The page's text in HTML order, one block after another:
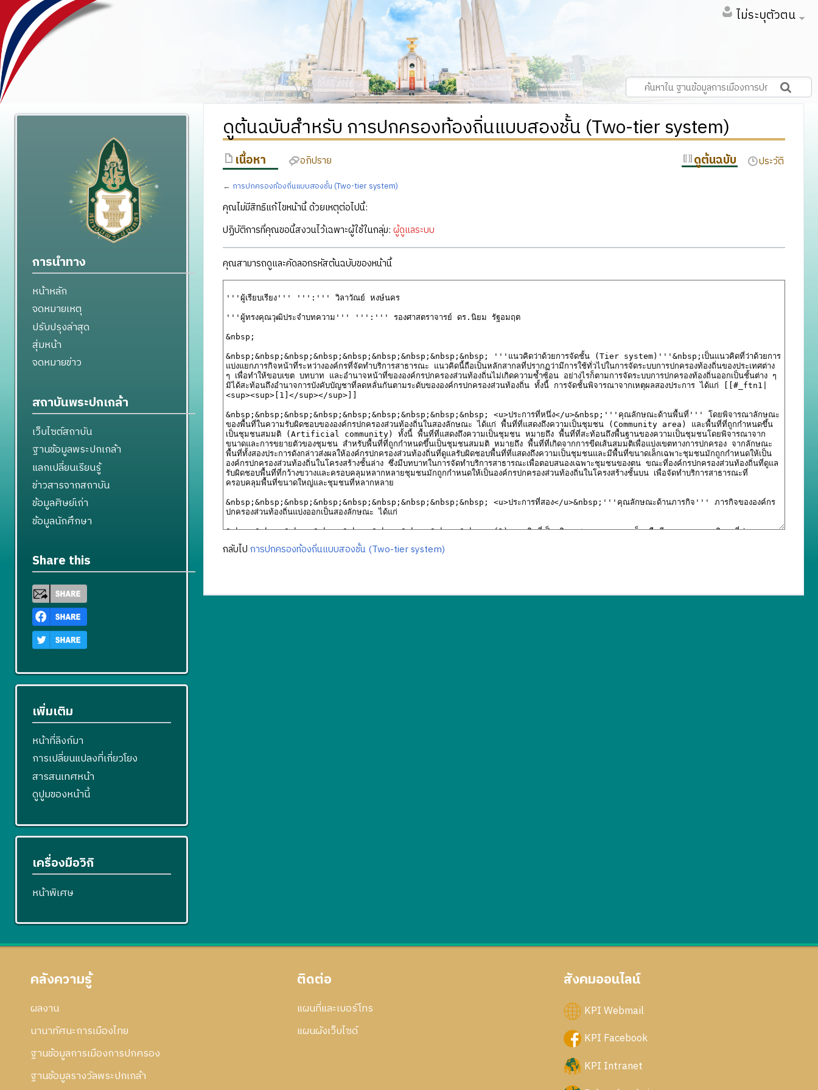
ไม่ระบุตัวตน
ดูต้นฉบับสำหรับ การปกครองท้องถิ่นแบบสองชั้น (Two-tier system)
เนื้อหา อภิปราย ดูต้นฉบับ ประวัติ
← การปกครองท้องถิ่นแบบสองชั้น (Two-tier system)
คุณไม่มีสิทธิแก้ไขหน้านี้ ด้วยเหตุต่อไปนี้:
ปฏิบัติการที่คุณขอนี้สงวนไว้เฉพาะผู้ใช้ในกลุ่ม: ผู้ดูแลระบบ
คุณสามารถดูและคัดลอกรหัสต้นฉบับของหน้านี้
กลับไป การปกครองท้องถิ่นแบบสองชั้น (Two-tier system)
การนำทาง
หน้าหลัก
จดหมายเหตุ
ปรับปรุงล่าสุด
สุ่มหน้า
จดหมายข่าว
สถาบันพระปกเกล้า
เว็บไซต์สถาบัน
ฐานข้อมูลพระปกเกล้า
แลกเปลี่ยนเรียนรู้
ข่าวสารจากสถาบัน
ข้อมูลศิษย์เก่า
ข้อมูลนักศึกษา
Share this
เพิ่มเติม
หน้าที่ลิงก์มา
การเปลี่ยนแปลงที่เกี่ยวโยง
สารสนเทศหน้า
ดูปูมของหน้านี้
เครื่องมือวิกิ
หน้าพิเศษ
คลังความรู้
ผลงาน
นานาทัศนะการเมืองไทย
ฐานข้อมูลการเมืองการปกครอง
ฐานข้อมูลรางวัลพระปกเกล้า
ติดต่อ
แผนที่และเบอร์โทร
แผนผังเว็บไซด์
สังคมออนไลน์
KPI Webmail
KPI Facebook
KPI Intranet